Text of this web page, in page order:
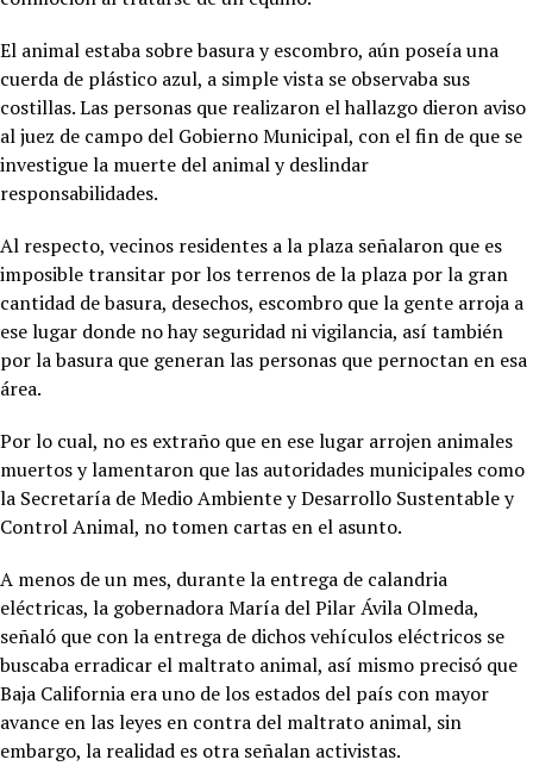
El animal estaba sobre basura y escombro, aún poseía una
cuerda de plástico azul, a simple vista se observaba sus
costillas. Las personas que realizaron el hallazgo dieron aviso
al juez de campo del Gobierno Municipal, con el fin de que se
investigue la muerte del animal y deslindar
responsabilidades.
Al respecto, vecinos residentes a la plaza señalaron que es
imposible transitar por los terrenos de la plaza por la gran
cantidad de basura, desechos, escombro que la gente arroja a
ese lugar donde no hay seguridad ni vigilancia, así también
por la basura que generan las personas que pernoctan en esa
área.
Por lo cual, no es extraño que en ese lugar arrojen animales
muertos y lamentaron que las autoridades municipales como
la Secretaría de Medio Ambiente y Desarrollo Sustentable y
Control Animal, no tomen cartas en el asunto.
A menos de un mes, durante la entrega de calandria
eléctricas, la gobernadora María del Pilar Ávila Olmeda,
señaló que con la entrega de dichos vehículos eléctricos se
buscaba erradicar el maltrato animal, así mismo precisó que
Baja California era uno de los estados del país con mayor
avance en las leyes en contra del maltrato animal, sin
embargo, la realidad es otra señalan activistas.